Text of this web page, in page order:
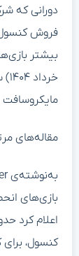
دورانی که
فروش
بیشتر
مایکروسافت
مقاله‌های
اعلام کرد
کنسول،